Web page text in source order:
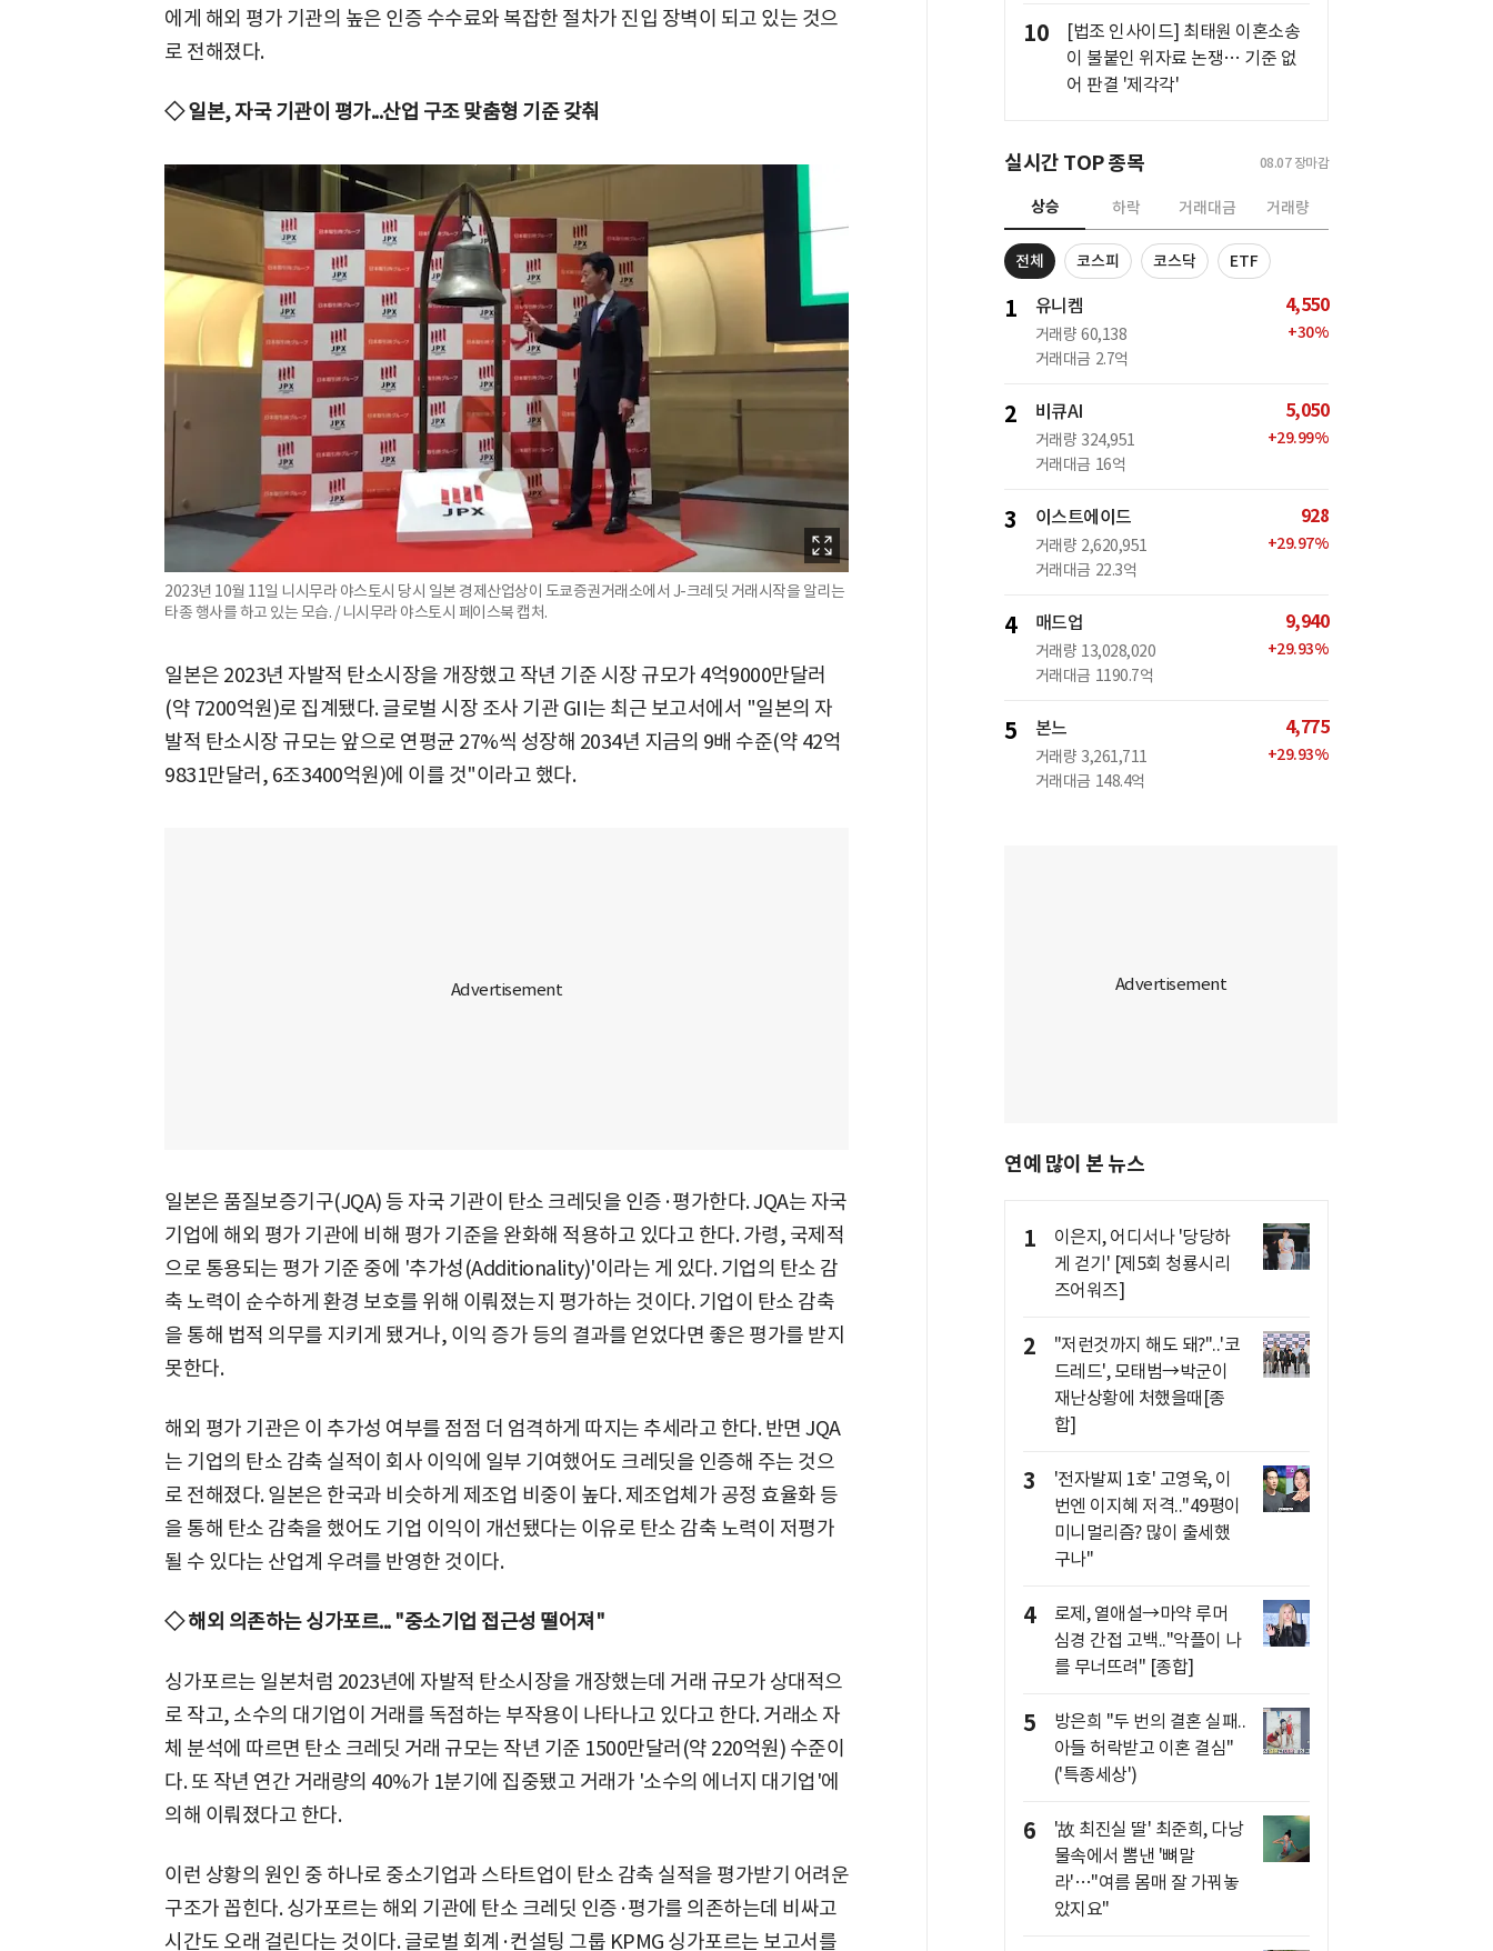
에게 해외 평가 기관의 높은 인증 수수료와 복잡한 절차가 진입 장벽이 되고 있는 것으
로 전해졌다.
◇ 일본, 자국 기관이 평가...산업 구조 맞춤형 기준 갖춰
2023년 10월 11일 니시무라 야스토시 당시 일본 경제산업상이 도쿄증권거래소에서 J-크레딧 거래시작을 알리는
타종 행사를 하고 있는 모습. / 니시무라 야스토시 페이스북 캡처.
일본은 2023년 자발적 탄소시장을 개장했고 작년 기준 시장 규모가 4억9000만달러
(약 7200억원)로 집계됐다. 글로벌 시장 조사 기관 GII는 최근 보고서에서 "일본의 자
발적 탄소시장 규모는 앞으로 연평균 27%씩 성장해 2034년 지금의 9배 수준(약 42억
9831만달러, 6조3400억원)에 이를 것"이라고 했다.
일본은 품질보증기구(JQA) 등 자국 기관이 탄소 크레딧을 인증·평가한다. JQA는 자국
기업에 해외 평가 기관에 비해 평가 기준을 완화해 적용하고 있다고 한다. 가령, 국제적
으로 통용되는 평가 기준 중에 '추가성(Additionality)'이라는 게 있다. 기업의 탄소 감
축 노력이 순수하게 환경 보호를 위해 이뤄졌는지 평가하는 것이다. 기업이 탄소 감축
을 통해 법적 의무를 지키게 됐거나, 이익 증가 등의 결과를 얻었다면 좋은 평가를 받지
못한다.
해외 평가 기관은 이 추가성 여부를 점점 더 엄격하게 따지는 추세라고 한다. 반면 JQA
는 기업의 탄소 감축 실적이 회사 이익에 일부 기여했어도 크레딧을 인증해 주는 것으
로 전해졌다. 일본은 한국과 비슷하게 제조업 비중이 높다. 제조업체가 공정 효율화 등
을 통해 탄소 감축을 했어도 기업 이익이 개선됐다는 이유로 탄소 감축 노력이 저평가
될 수 있다는 산업계 우려를 반영한 것이다.
◇ 해외 의존하는 싱가포르... "중소기업 접근성 떨어져"
싱가포르는 일본처럼 2023년에 자발적 탄소시장을 개장했는데 거래 규모가 상대적으
로 작고, 소수의 대기업이 거래를 독점하는 부작용이 나타나고 있다고 한다. 거래소 자
체 분석에 따르면 탄소 크레딧 거래 규모는 작년 기준 1500만달러(약 220억원) 수준이
다. 또 작년 연간 거래량의 40%가 1분기에 집중됐고 거래가 '소수의 에너지 대기업'에
의해 이뤄졌다고 한다.
이런 상황의 원인 중 하나로 중소기업과 스타트업이 탄소 감축 실적을 평가받기 어려운
구조가 꼽힌다. 싱가포르는 해외 기관에 탄소 크레딧 인증·평가를 의존하는데 비싸고
시간도 오래 걸린다는 것이다. 글로벌 회계·컨설팅 그룹 KPMG 싱가포르는 보고서를
10
[법조 인사이드] 최태원 이혼소송
이 불붙인 위자료 논쟁… 기준 없
어 판결 '제각각'
실시간 TOP 종목 08.07 장마감
상승 하락 거래대금 거래량
전체 코스피 코스닥 ETF
1 유니켐
거래량 60,138
거래대금 2.7억
4,550
+30%
2 비큐AI
거래량 324,951
거래대금 16억
5,050
+29.99%
3 이스트에이드
거래량 2,620,951
거래대금 22.3억
928
+29.97%
4 매드업
거래량 13,028,020
거래대금 1190.7억
9,940
+29.93%
5 본느
거래량 3,261,711
거래대금 148.4억
4,775
+29.93%
연예 많이 본 뉴스
1
이은지, 어디서나 '당당하
게 걷기' [제5회 청룡시리
즈어워즈]
2
"저런것까지 해도 돼?"..'코
드레드', 모태범→박군이
재난상황에 처했을때[종
합]
3
'전자발찌 1호' 고영욱, 이
번엔 이지혜 저격.."49평이
미니멀리즘? 많이 출세했
구나"
4
로제, 열애설→마약 루머
심경 간접 고백.."악플이 나
를 무너뜨려" [종합]
5
방은희 "두 번의 결혼 실패..
아들 허락받고 이혼 결심"
('특종세상')
6
'故 최진실 딸' 최준희, 다낭
물속에서 뽐낸 '뼈말
라'…"여름 몸매 잘 가꿔놓
았지요"